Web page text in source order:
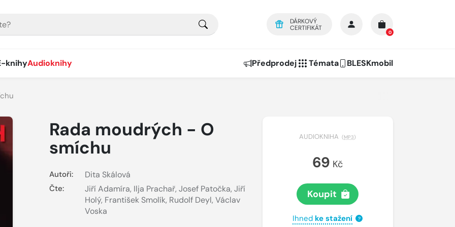
DÁRKOVÝ
CERTIFIKÁT
0
knihyAudioknihy Předprodej Témata BLESKmobil
Rada moudrých - O
smíchu
Autoři: Dita Skálová
Čte: Jiří Adamíra, Ilja Prachař, Josef Patočka, Jiří
Holý, František Smolík, Rudolf Deyl, Václav
Voska
AUDIOKNIHA (MP3)
69 Kč
Koupit
Ihned ke stažení ?